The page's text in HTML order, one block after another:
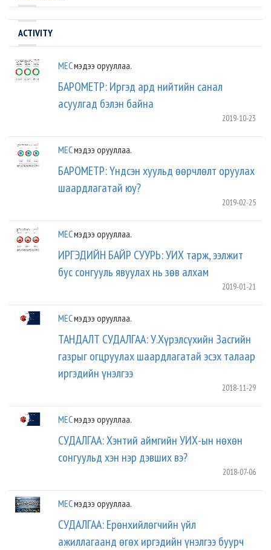
ACTIVITY
MECмэдээ орууллаа.
БАРОМЕТР: Иргэд ард нийтийн санал
асуулгад бэлэн байна
2019-10-23
MECмэдээ орууллаа.
БАРОМЕТР: Үндсэн хуульд өөрчлөлт оруулах
шаардлагатай юу?
2019-02-25
MECмэдээ орууллаа.
ИРГЭДИЙН БАЙР СУУРЬ: УИХ тарж, ээлжит
бус сонгууль явуулах нь зөв алхам
2019-01-21
MECмэдээ орууллаа.
ТАНДАЛТ СУДАЛГАА: У.Хүрэлсүхийн Засгийн
газрыг огцруулах шаардлагатай эсэх талаар
иргэдийн үнэлгээ
2018-11-29
MECмэдээ орууллаа.
СУДАЛГАА: Хэнтий аймгийн УИХ-ын нөхөн
сонгуульд хэн нэр дэвших вэ?
2018-07-06
MECмэдээ орууллаа.
СУДАЛГАА: Ерөнхийлөгчийн үйл
ажиллагаанд өгөх иргэдийн үнэлгээ буурч